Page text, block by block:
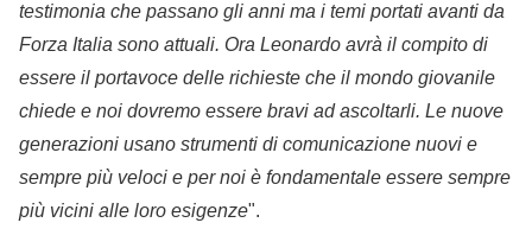
testimonia che passano gli anni ma i temi portati avanti da
Forza Italia sono attuali. Ora Leonardo avrà il compito di
essere il portavoce delle richieste che il mondo giovanile
chiede e noi dovremo essere bravi ad ascoltarli. Le nuove
generazioni usano strumenti di comunicazione nuovi e
sempre più veloci e per noi è fondamentale essere sempre
più vicini alle loro esigenze".